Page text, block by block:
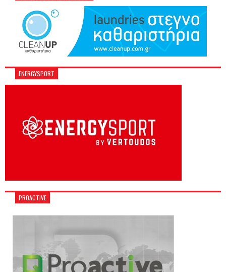
ENERGYSPORT
PROACTIVE